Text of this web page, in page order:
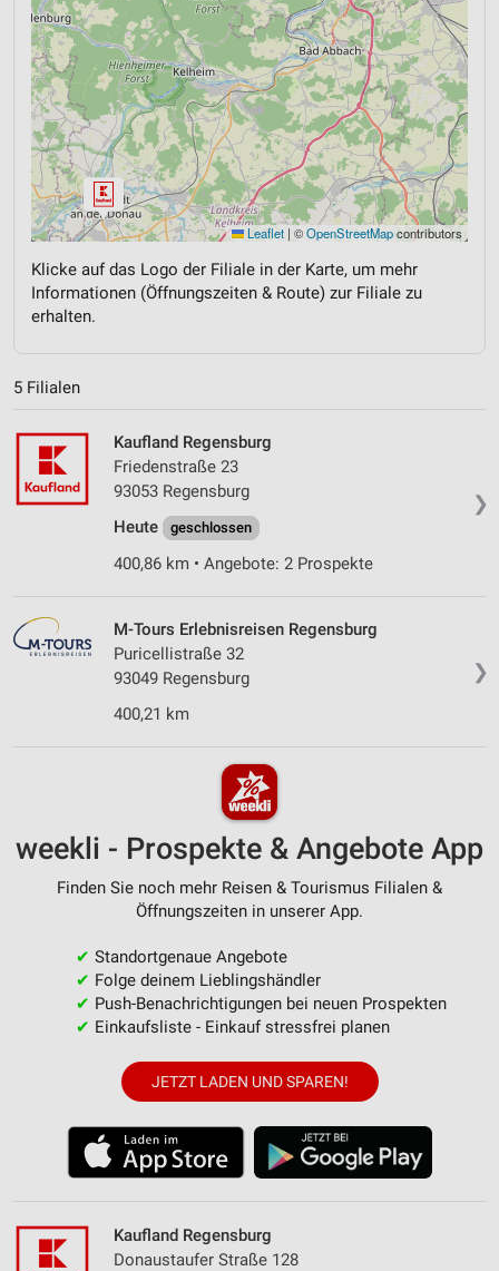
Leaflet | ©OpenStreetMapcontributors
Klicke auf das Logo der Filiale in der Karte, um mehr
Informationen (Öffnungszeiten & Route) zur Filiale zu
erhalten.
5 Filialen
❯
Kaufland Regensburg
Friedenstraße 23
93053 Regensburg
Heute
geschlossen
400,86 km • Angebote: 2 Prospekte
❯
M-Tours Erlebnisreisen Regensburg
Puricellistraße 32
93049 Regensburg
400,21 km
weekli - Prospekte & Angebote App
Finden Sie noch mehr Reisen & Tourismus Filialen &
Öffnungszeiten in unserer App.
✔ Standortgenaue Angebote
✔ Folge deinem Lieblingshändler
✔ Push-Benachrichtigungen bei neuen Prospekten
✔ Einkaufsliste - Einkauf stressfrei planen
JETZT LADEN UND SPAREN!
Kaufland Regensburg
Donaustaufer Straße 128